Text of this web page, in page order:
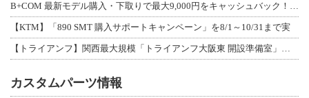
B+COM 最新モデル購入・下取りで最大9,000円をキャッシュバック！「B+F
【KTM】「890 SMT 購入サポートキャンペーン」を8/1～10/31まで実
【トライアンフ】関西最大規模「トライアンフ大阪東 開設準備室」がオープン！ 限定
カスタムパーツ情報